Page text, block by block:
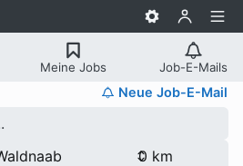
Meine Jobs Job-E-Mails
Neue Job-E-Mail